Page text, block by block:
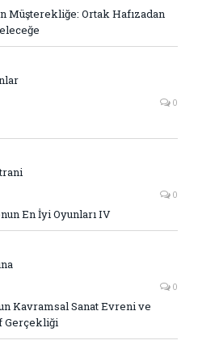
Müşterekliğe: Ortak Hafızadan
0
0
En İyi Oyunları IV
0
Kavramsal Sanat Evreni ve
Gerçekliği